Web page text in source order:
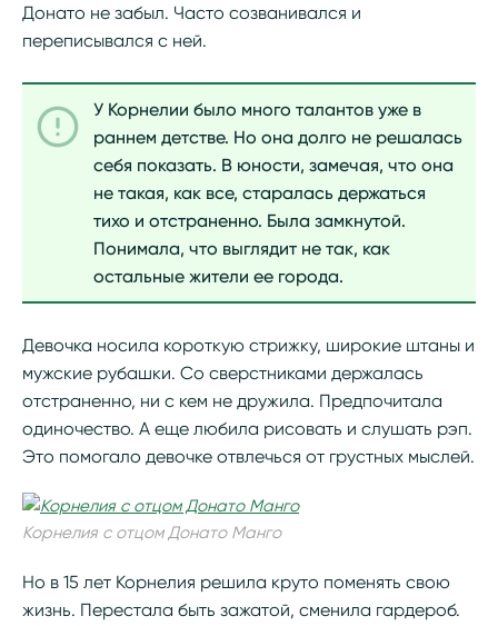
Донато не забыл. Часто созванивался и
переписывался с ней.
У Корнелии было много талантов уже в
раннем детстве. Но она долго не решалась
себя показать. В юности, замечая, что она
не такая, как все, старалась держаться
тихо и отстраненно. Была замкнутой.
Понимала, что выглядит не так, как
остальные жители ее города.
Девочка носила короткую стрижку, широкие штаны и
мужские рубашки. Со сверстниками держалась
отстраненно, ни с кем не дружила. Предпочитала
одиночество. А еще любила рисовать и слушать рэп.
Это помогало девочке отвлечься от грустных мыслей.
Корнелия с отцом Донато Манго
Но в 15 лет Корнелия решила круто поменять свою
жизнь. Перестала быть зажатой, сменила гардероб.